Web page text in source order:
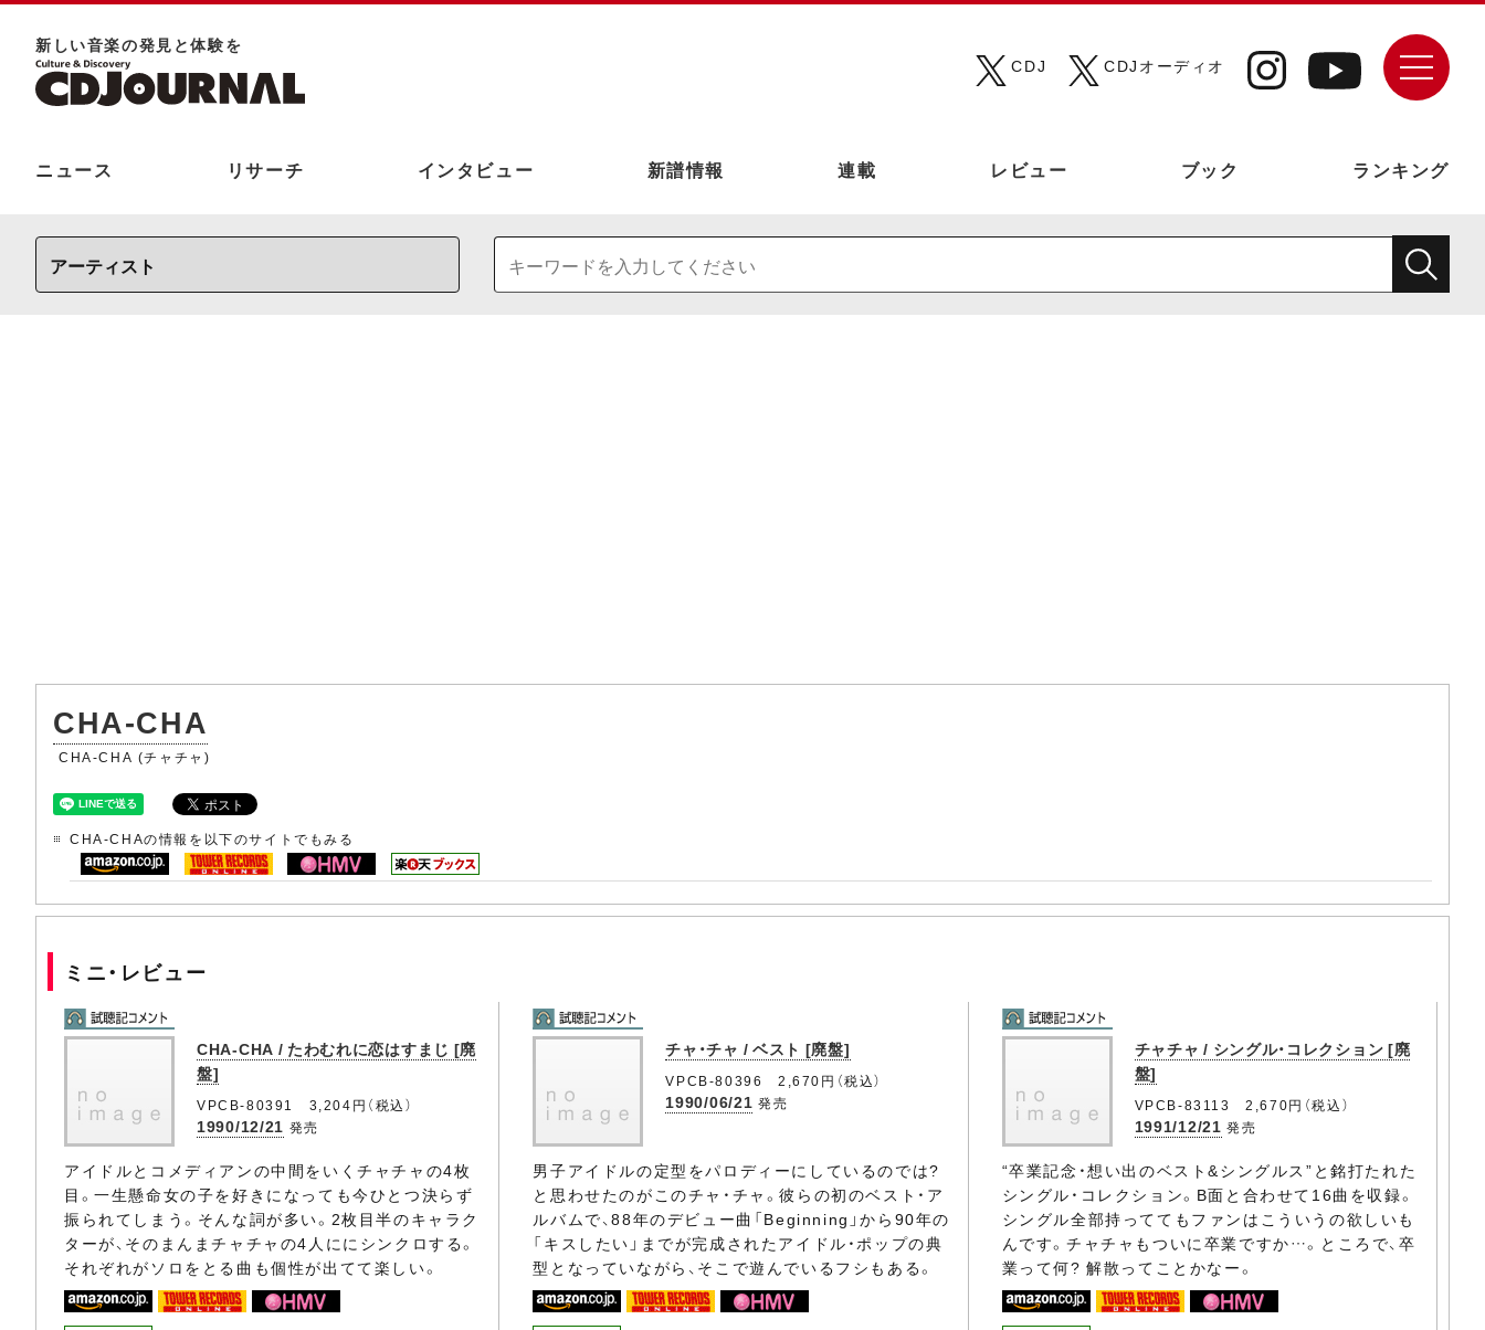
新しい⾳楽の発⾒と体験を
CDJ
CDJオーディオ
ニュース リサーチ インタビュー 新譜情報 連載 レビュー ブック ランキング
CHA-CHA
CHA-CHA (チャチャ)
CHA-CHAの情報を以下のサイトでもみる
ミニ・レビュー
CHA-CHA / たわむれに恋はすまじ [廃
盤]
VPCB-80391 3,204円（税込）
1990/12/21 発売
アイドルとコメディアンの中間をいくチャチャの4枚
目。一生懸命女の子を好きになっても今ひとつ決らず
振られてしまう。そんな詞が多い。2枚目半のキャラク
ターが、そのまんまチャチャの4人ににシンクロする。
それぞれがソロをとる曲も個性が出てて楽しい。
チャ・チャ / ベスト [廃盤]
VPCB-80396 2,670円（税込）
1990/06/21 発売
男子アイドルの定型をパロディーにしているのでは?
と思わせたのがこのチャ・チャ。彼らの初のベスト・ア
ルバムで、88年のデビュー曲「Beginning」から90年の
「キスしたい」までが完成されたアイドル・ポップの典
型となっていながら、そこで遊んでいるフシもある。
チャチャ / シングル・コレクション [廃
盤]
VPCB-83113 2,670円（税込）
1991/12/21 発売
“卒業記念・想い出のベスト&シングルス”と銘打たれた
シングル・コレクション。B面と合わせて16曲を収録。
シングル全部持っててもファンはこういうの欲しいも
んです。チャチャもついに卒業ですか…。ところで、卒
業って何? 解散ってことかなー。